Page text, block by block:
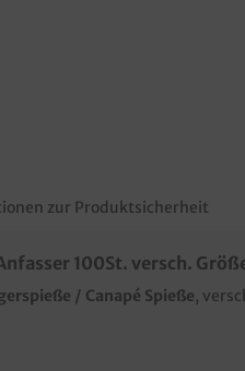
zur Produktsicherheit
100St. versch.
/ Canapé Spieße ,